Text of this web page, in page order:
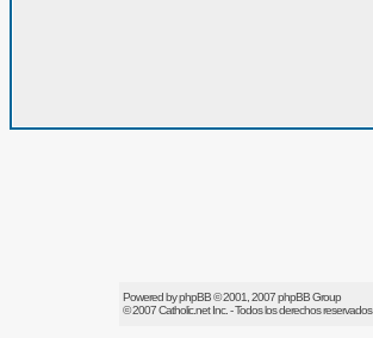
Powered byphpBB© 2001, 2007 phpBB Group
© 2007Catholic.netInc. - Todos los derechos reservados